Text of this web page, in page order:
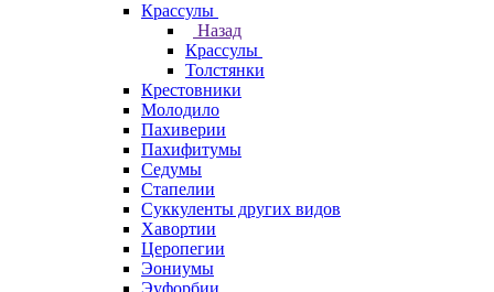
Крассулы
Назад
Крассулы
Толстянки
Крестовники
Молодило
Пахиверии
Пахифитумы
Седумы
Стапелии
Суккуленты других видов
Хавортии
Церопегии
Эониумы
Эуфорбии